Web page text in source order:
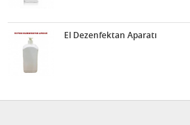
El Dezenfektan Aparatı